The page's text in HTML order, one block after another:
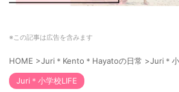
※この記事は広告を含みます
HOME >Juri＊Kento＊Hayatoの日常 >Juri＊
Juri＊小学校LIFE